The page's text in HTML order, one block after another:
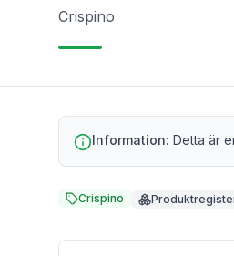
Crispino
Information: Detta är
Crispino